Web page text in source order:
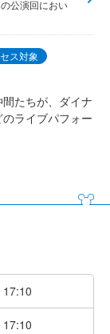
公演回におい
ス対象
たちが、ダイナ
ライブパフォー